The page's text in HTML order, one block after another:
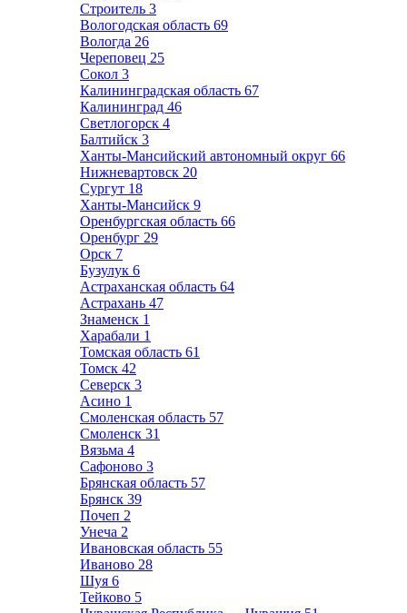
Строитель 3
Вологодская область 69
Вологда 26
Череповец 25
Сокол 3
Калининградская область 67
Калининград 46
Светлогорск 4
Балтийск 3
Ханты-Мансийский автономный округ 66
Нижневартовск 20
Сургут 18
Ханты-Мансийск 9
Оренбургская область 66
Оренбург 29
Орск 7
Бузулук 6
Астраханская область 64
Астрахань 47
Знаменск 1
Харабали 1
Томская область 61
Томск 42
Северск 3
Асино 1
Смоленская область 57
Смоленск 31
Вязьма 4
Сафоново 3
Брянская область 57
Брянск 39
Почеп 2
Унеча 2
Ивановская область 55
Иваново 28
Шуя 6
Тейково 5